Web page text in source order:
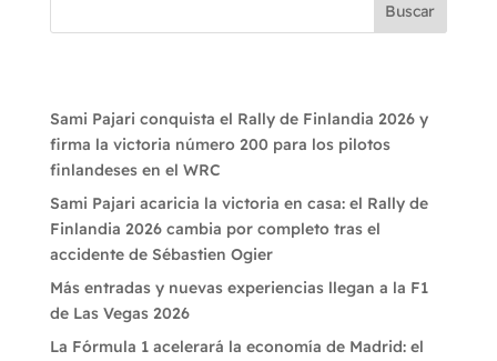
Buscar
Sami Pajari conquista el Rally de Finlandia 2026 y
firma la victoria número 200 para los pilotos
finlandeses en el WRC
Sami Pajari acaricia la victoria en casa: el Rally de
Finlandia 2026 cambia por completo tras el
accidente de Sébastien Ogier
Más entradas y nuevas experiencias llegan a la F1
de Las Vegas 2026
La Fórmula 1 acelerará la economía de Madrid: el